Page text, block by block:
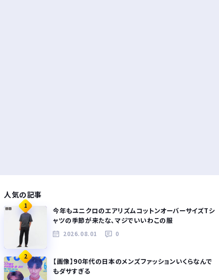
人気の記事
1
今年もユニクロのエアリズムコットンオーバーサイズTシ
ャツの季節が来たな、マジでいいわこの服
2026.08.01 0
2
【画像】90年代の日本のメンズファッションいくらなんで
もダサすぎる